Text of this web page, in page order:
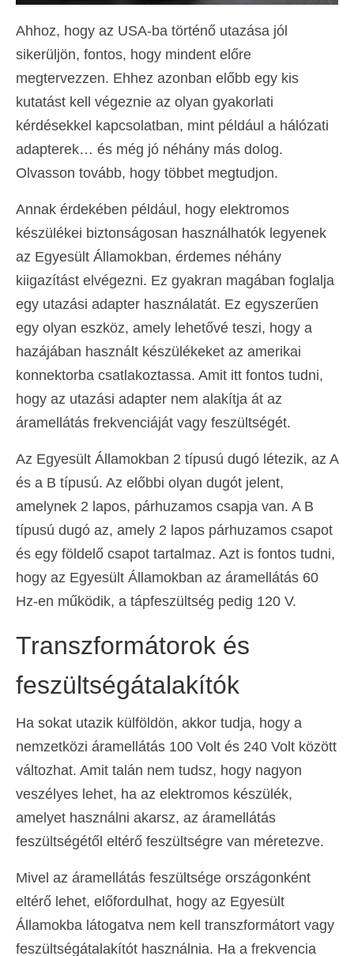
English (Angol
Eesti(észt)
Français(Francia
Deutsch(Német)
עברית( Héber)
Italiano( Olasz)
日本語(Japán)
한국어
Norsk bokmål(Norvég bokmål)
Polski(Lengyel)
Slovenščina(Szlovén )
Español( Spanyol)
Svéd
Ahhoz, hogy az USA-ba történő utazása jól
sikerüljön, fontos, hogy mindent előre
megtervezzen. Ehhez azonban előbb egy kis
kutatást kell végeznie az olyan gyakorlati
kérdésekkel kapcsolatban, mint például a hálózati
adapterek… és még jó néhány más dolog.
Olvasson tovább, hogy többet megtudjon.
Annak érdekében például, hogy elektromos
készülékei biztonságosan használhatók legyenek
az Egyesült Államokban, érdemes néhány
kiigazítást elvégezni. Ez gyakran magában foglalja
egy utazási adapter használatát. Ez egyszerűen
egy olyan eszköz, amely lehetővé teszi, hogy a
hazájában használt készülékeket az amerikai
konnektorba csatlakoztassa. Amit itt fontos tudni,
hogy az utazási adapter nem alakítja át az
áramellátás frekvenciáját vagy feszültségét.
Az Egyesült Államokban 2 típusú dugó létezik, az A
és a B típusú. Az előbbi olyan dugót jelent,
amelynek 2 lapos, párhuzamos csapja van. A B
típusú dugó az, amely 2 lapos párhuzamos csapot
és egy földelő csapot tartalmaz. Azt is fontos tudni,
hogy az Egyesült Államokban az áramellátás 60
Hz-en működik, a tápfeszültség pedig 120 V.
Transzformátorok és
feszültségátalakítók
Ha sokat utazik külföldön, akkor tudja, hogy a
nemzetközi áramellátás 100 Volt és 240 Volt között
változhat. Amit talán nem tudsz, hogy nagyon
veszélyes lehet, ha az elektromos készülék,
amelyet használni akarsz, az áramellátás
feszültségétől eltérő feszültségre van méretezve.
Mivel az áramellátás feszültsége országonként
eltérő lehet, előfordulhat, hogy az Egyesült
Államokba látogatva nem kell transzformátort vagy
feszültségátalakítót használnia. Ha a frekvencia